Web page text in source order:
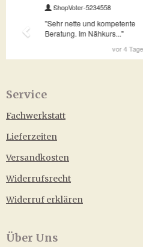
Service
Fachwerkstatt
Lieferzeiten
Versandkosten
Widerrufsrecht
Widerruf erklären
Über Uns